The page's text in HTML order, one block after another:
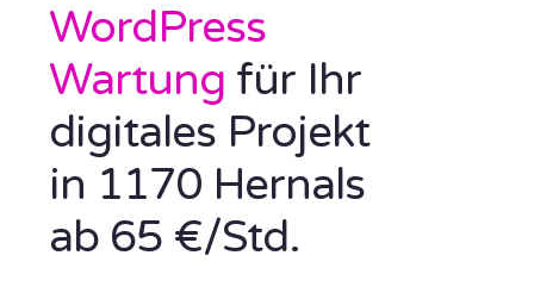
WordPress
Wartung für Ihr
digitales Projekt
in 1170 Hernals
ab 65 €/Std.